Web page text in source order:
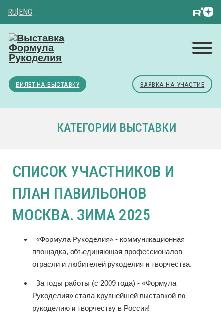
RU|ENG
БИЛЕТ НА ВЫСТАВКУ ЗАЯВКА НА УЧАСТИЕ
КАТЕГОРИИ ВЫСТАВКИ
СПИСОК УЧАСТНИКОВ И
ПЛАН ПАВИЛЬОНОВ
МОСКВА. ЗИМА 2025
«Формула Рукоделия» - коммуникационная
площадка, объединяющая профессионалов
отрасли и любителей рукоделия и творчества.
За годы работы (с 2009 года) - «Формула
Рукоделия» стала крупнейшей выставкой по
рукоделию и творчеству в России!